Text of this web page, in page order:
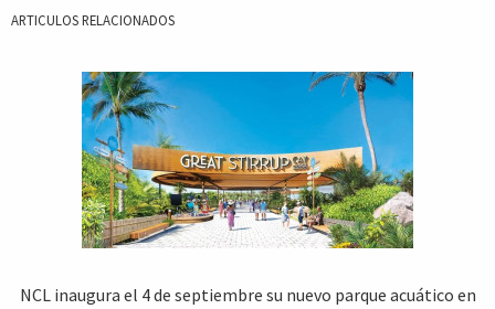
ARTICULOS RELACIONADOS
NCL inaugura el 4 de septiembre su nuevo parque acuático en